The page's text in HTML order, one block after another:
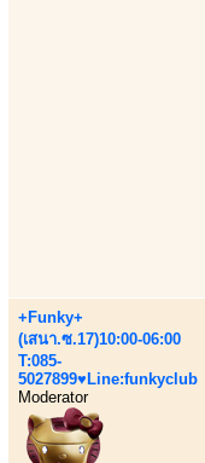
+Funky+
(เสนา.ซ.17)10:00-06:00
T:085-
5027899♥Line:funkyclub
Moderator